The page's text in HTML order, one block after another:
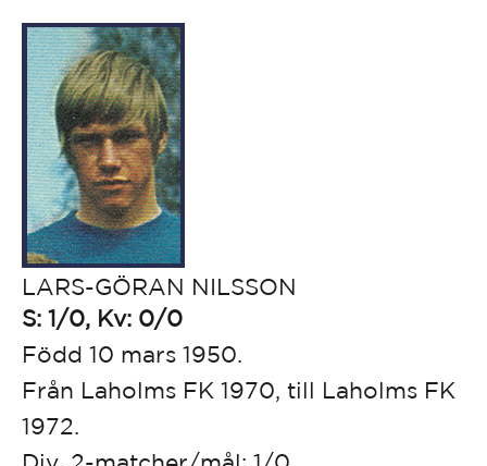
LARS-GÖRAN NILSSON
S: 1/0, Kv: 0/0
Född 10 mars 1950.
Från Laholms FK 1970, till Laholms FK
1972.